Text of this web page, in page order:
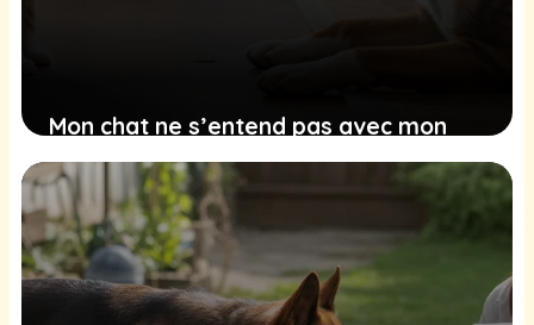
Mon chat ne s’entend pas avec mon
chien, comment faire ?
27 janvier 2026